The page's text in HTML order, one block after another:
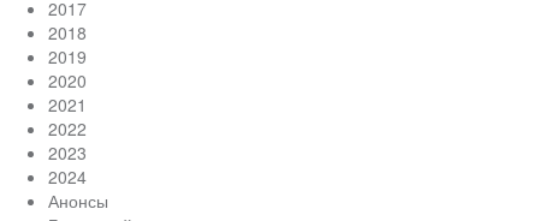
2017
2018
2019
2020
2021
2022
2023
2024
Анонсы